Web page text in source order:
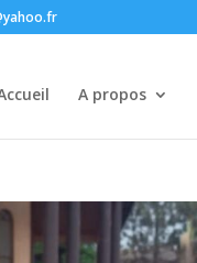
A propos